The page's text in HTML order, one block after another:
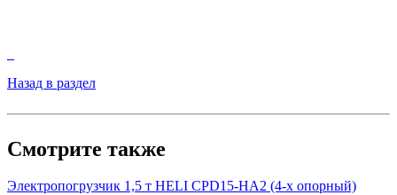
Назад в раздел
Смотрите также
Электропогрузчик 1,5 т HELI CPD15-HA2 (4-х опорный)